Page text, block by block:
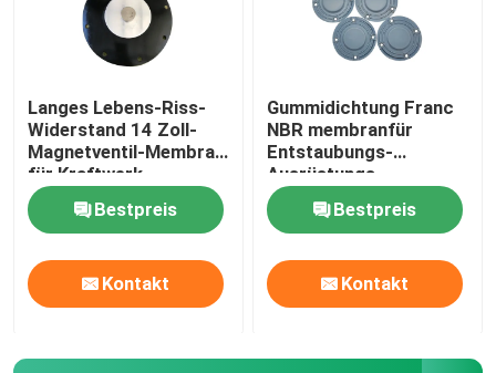
Langes Lebens-Riss-
Widerstand 14 Zoll-
Magnetventil-Membran
für Kraftwerk-
Entstaubung
Bestpreis
Kontakt
Gummidichtung Franc
NBR membranfür
Entstaubungs-
Ausrüstungs-
Magnetventil-Membran
Bestpreis
Kontakt